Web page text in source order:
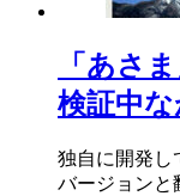
「あさ
検証中な
独自に開発し
バージョンと